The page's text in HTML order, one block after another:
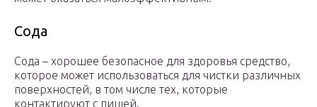
Сода
Сода – хорошее безопасное для здоровья средство,
которое может использоваться для чистки различных
поверхностей, в том числе тех, которые
контактируют с пищей.